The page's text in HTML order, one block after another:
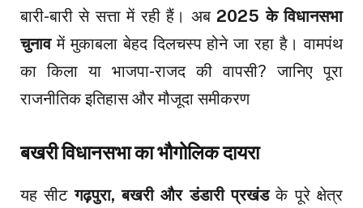
बारी-बारी से सत्ता में रही हैं। अब 2025 के विधानसभा
चुनावमें मुकाबला बेहद दिलचस्प होने जा रहा है। वामपंथ
का किला या भाजपा-राजद की वापसी? जानिए पूरा
राजनीतिक इतिहास और मौजूदा समीकरण
बखरी विधानसभा का भौगोलिक दायरा
यह सीटगढ़पुरा, बखरी और डंडारी प्रखंडके पूरे क्षेत्र